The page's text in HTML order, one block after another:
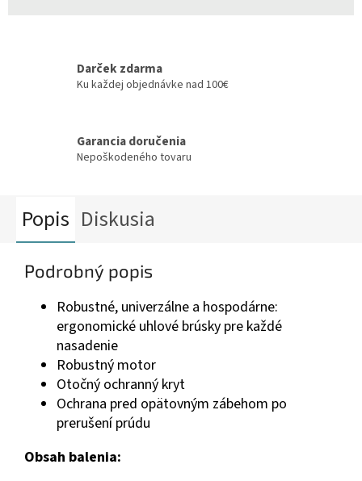
Darček zdarma
Ku každej objednávke nad 100€
Garancia doručenia
Nepoškodeného tovaru
Popis Diskusia
Podrobný popis
Robustné, univerzálne a hospodárne:
ergonomické uhlové brúsky pre každé
nasadenie
Robustný motor
Otočný ochranný kryt
Ochrana pred opätovným zábehom po
prerušení prúdu
Obsah balenia: